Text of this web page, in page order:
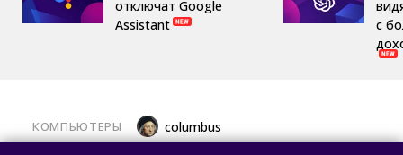
отключат Google
Assistant
с
КОМПЬЮТЕРЫ columbus